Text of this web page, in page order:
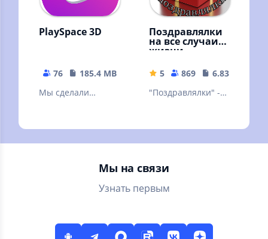
PlaySpace 3D
76
185.4 MB
Мы сделали
который делает
обучение
Поздравлялки
на все случаи
жизни
5 869
6.83 MB
"Поздравлялки" -
поздравлений-
открыток (текст +
Мы на связи
Узнать первым